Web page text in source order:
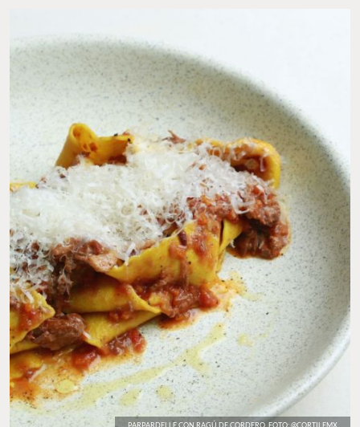
PARPARDELLE CON RAGÚ DE CORDERO. FOTO: @CORTILEMX